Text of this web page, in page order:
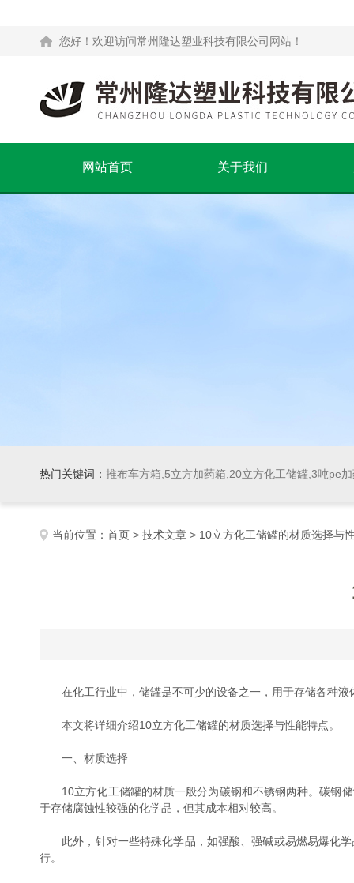
您好！欢迎访问常州隆达塑业科技有限公司网站！
网站首页 关于我们
热门关键词： 推布车方箱,5立方加药箱,20立方化工储罐,3吨pe
当前位置： 首页 > 技术文章 > 10立方化工储罐的材质选择与
在化工行业中，储罐是不可少的设备之一，用于存储各种液
本文将详细介绍10立方化工储罐的材质选择与性能特点。
一、材质选择
10立方化工储罐的材质一般分为碳钢和不锈钢两种。碳钢储
于存储腐蚀性较强的化学品，但其成本相对较高。
此外，针对一些特殊化学品，如强酸、强碱或易燃易爆化学
行。